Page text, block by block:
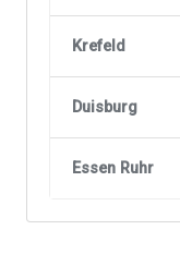
Krefeld
Duisburg
Essen Ruhr